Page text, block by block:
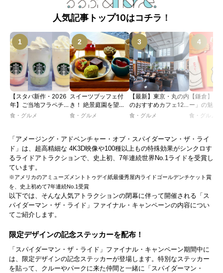
人気記事トップ10はコチラ！
【スタバ新作・2026
年】ご当地フラペチー
ノが新登場！ 地域と
JIMOTO
PROGRAM」が青
森・群馬・沖縄で始
動。6種類を飲んで実
食レポート
食・グルメ
スイーツブッフェ付
き！ 絶景庭園を望む
ホテルレストランで味
ツトレンドVol.105】
食・グルメ
【最新】東京・丸の内
のおすすめカフェ12
選｜ひとりでゆったり
るカフェ、優雅なホテ
ルラウンジまで！
食・グルメ
【鎌倉】「
ー」の魅力
説！ 定番商
食・グルメ
「アメージング・アドベンチャー・オブ・スパイダーマン・ザ・ライ
ド」は、超高精細な 4K3D映像や100種以上もの特殊効果がシンクロす
るライドアトラクションで、史上初、7年連続世界No.1ライドを受賞し
ています。
※アメリカのアミューズメントトゥデイ紙最優秀屋内ライドゴールデンチケット賞
を、史上初めて7年連続No.1受賞
以下では、そんな人気アトラクションの閉幕に伴って開催される「ス
パイダーマン・ザ・ライド」ファイナル・キャンペーンの内容につい
てご紹介します。
限定デザインの記念ステッカーを配布！
「スパイダーマン・ザ・ライド」ファイナル・キャンペーン期間中に
は、限定デザインの記念ステッカーが登場します。特別なステッカー
を貼って、クルーやパークに来た仲間と一緒に「スパイダーマン・